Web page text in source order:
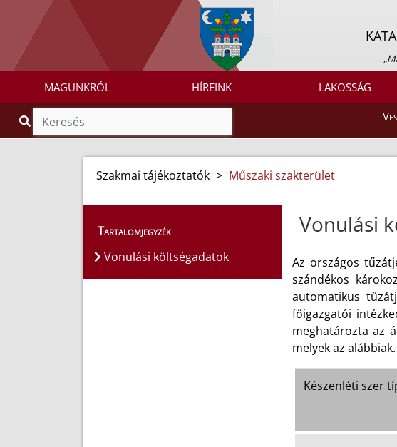
MAGUNKRÓL HÍREINK LAKOSSÁG
Szakmai tájékoztatók > Műszaki szakterület
Tartalomjegyzék
Vonulási költségadatok
Vonulási
Az országos
szándékos
automatikus
főigazgatói
meghatározta az
melyek az alábbiak.
Készenléti szer